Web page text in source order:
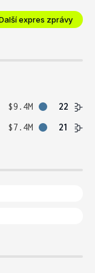
expres zprávy
$9.4M
22
$7.4M 21